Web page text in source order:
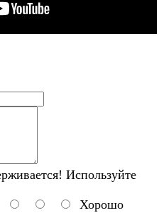
Используйте
Хорошо